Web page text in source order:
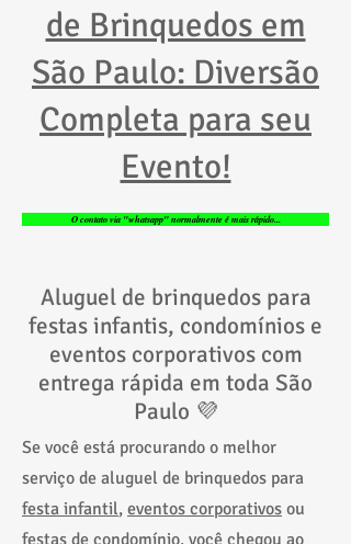
de Brinquedos em
São Paulo: Diversão
Completa para seu
Evento!
O contato via "whatsapp" normalmente é mais rápido...
Aluguel de brinquedos para
festas infantis, condomínios e
eventos corporativos com
entrega rápida em toda São
Paulo 💜
Se você está procurando o melhor
serviço de aluguel de brinquedos para
festa infantil, eventos corporativos ou
festas de condomínio, você chegou ao